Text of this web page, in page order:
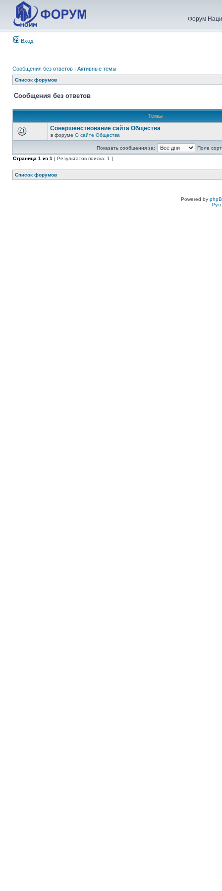
Форум
Вход
Сообщения без ответов | Активные темы
Список форумов
Сообщения без ответов
Темы
Совершенствование сайта Общества
в форуме О сайте Общества
Показать сообщения за:
Поле
Страница 1 из 1 [ Результатов поиска: 1 ]
Список форумов
Powered by